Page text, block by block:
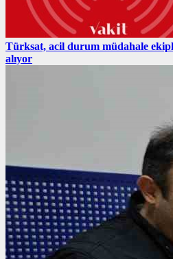
Türksat, acil durum müdahale
alıyor